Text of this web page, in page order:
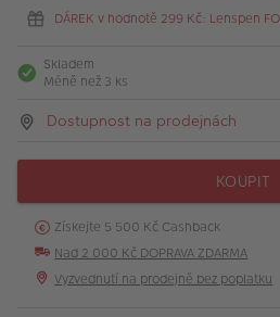
DÁREK v hodnotě 299 Kč: Lenspen
Skladem
Méně než 3 ks
Dostupnost na prodejnách
KOUPIT
Získejte 5 500 Kč Cashback
Nad 2 000 Kč DOPRAVA ZDARMA
Vyzvednutí na prodejně bez poplatku